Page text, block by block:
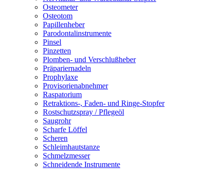
Osteometer
Osteotom
Papillenheber
Parodontalinstrumente
Pinsel
Pinzetten
Plomben- und Verschlußheber
Präpariernadeln
Prophylaxe
Provisorienabnehmer
Raspatorium
Retraktions-, Faden- und Ringe-Stopfer
Rostschutzspray / Pflegeöl
Saugrohr
Scharfe Löffel
Scheren
Schleimhautstanze
Schmelzmesser
Schneidende Instrumente